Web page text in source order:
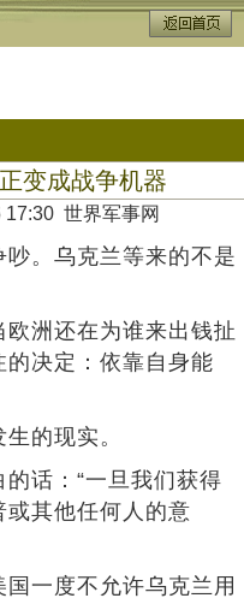
变成战争机器
17:30 世界军事网
。乌克兰等来的不是
洲还在为谁来出钱扯
决定：依靠自身能
的现实。
话：“一旦我们获得
其他任何人的意
一度不允许乌克兰用